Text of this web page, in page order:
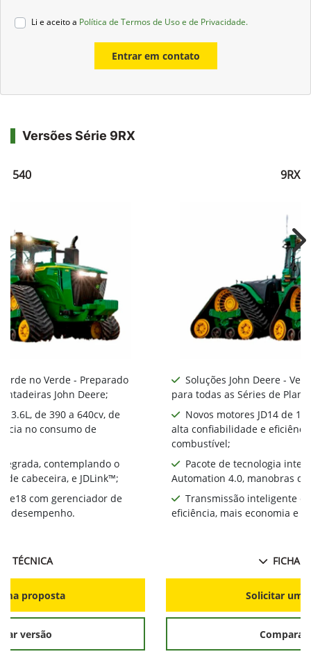
Li e aceito a Política de Termos de Uso e de Privacidade.
Entrar em contato
Versões Série 9RX
540
no Verde - Preparado
John Deere;
13.6L, de 390 a 640cv, de
no consumo de
contemplando o
de cabeceira, e JDLink™;
e18 com gerenciador de
desempenho.
TÉCNICA
proposta
versão
9RX
Soluções John Deere -
para todas as Séries de
Novos motores JD14 de
alta confiabilidade e
combustível;
Pacote de tecnologia
Automation 4.0, manobras
Transmissão inteligente
eficiência, mais economia e
FICHA
Solicitar
Comparar